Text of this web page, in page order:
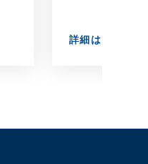
詳細はこちら